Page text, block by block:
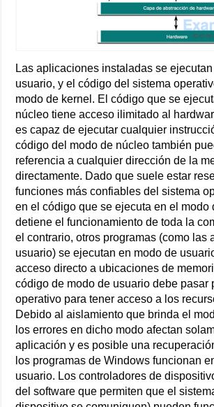
Las aplicaciones instaladas se
usuario, y el código del sistema
modo de kernel. El código que se
núcleo tiene acceso ilimitado al
es capaz de ejecutar cualquier
código del modo de núcleo también
referencia a cualquier dirección de la
directamente. Dado que suele estar
funciones más confiables del sistema
en el código que se ejecuta en el modo
detiene el funcionamiento de toda la
el contrario, otros programas (como las
usuario) se ejecutan en modo de
acceso directo a ubicaciones de
código de modo de usuario debe pasar
operativo para tener acceso a los
Debido al aislamiento que brinda el
los errores en dicho modo afectan
aplicación y es posible una
los programas de Windows funcionan
usuario. Los controladores de
del software que permiten que el